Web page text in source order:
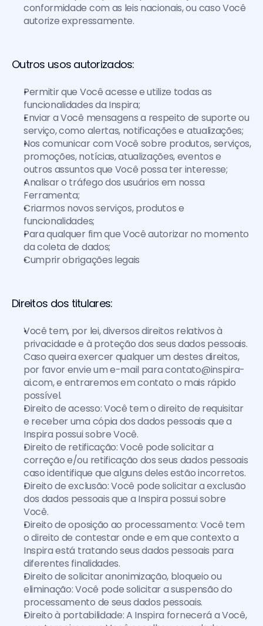
conformidade com as leis nacionais, ou caso Você
autorize expressamente.
Outros usos autorizados:
Permitir que Você acesse e utilize todas as
funcionalidades da Inspira;
Enviar a Você mensagens a respeito de suporte ou
serviço, como alertas, notificações e atualizações;
Nos comunicar com Você sobre produtos, serviços,
promoções, notícias, atualizações, eventos e
outros assuntos que Você possa ter interesse;
Analisar o tráfego dos usuários em nossa
Ferramenta;
Criarmos novos serviços, produtos e
funcionalidades;
Para qualquer fim que Você autorizar no momento
da coleta de dados;
Cumprir obrigações legais
Direitos dos titulares:
Você tem, por lei, diversos direitos relativos à
privacidade e à proteção dos seus dados pessoais.
Caso queira exercer qualquer um destes direitos,
por favor envie um e-mail para contato@inspira-
ai.com, e entraremos em contato o mais rápido
possível.
Direito de acesso: Você tem o direito de requisitar
e receber uma cópia dos dados pessoais que a
Inspira possui sobre Você.
Direito de retificação: Você pode solicitar a
correção e/ou retificação dos seus dados pessoais
caso identifique que alguns deles estão incorretos.
Direito de exclusão: Você pode solicitar a exclusão
dos dados pessoais que a Inspira possui sobre
Você.
Direito de oposição ao processamento: Você tem
o direito de contestar onde e em que contexto a
Inspira está tratando seus dados pessoais para
diferentes finalidades.
Direito de solicitar anonimização, bloqueio ou
eliminação: Você pode solicitar a suspensão do
processamento de seus dados pessoais.
Direito à portabilidade: A Inspira fornecerá a Você,